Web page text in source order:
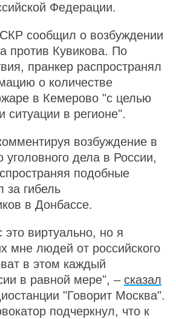
Федерации.
сообщил о возбуждении
против Кувикова. По
пранкер распространял
о количестве
в Кемерово "с целью
ситуации в регионе".
возбуждение в
уголовного дела в России,
подобные
за гибель
в Донбассе.
виртуально, но я
мне людей от российского
в этом каждый
в равной мере", – сказал
"Говорит Москва".
подчеркнул, что к